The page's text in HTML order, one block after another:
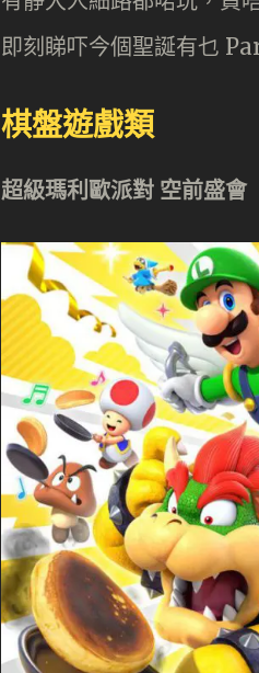
即刻睇吓今個聖誕有乜
棋盤遊戲類
超級瑪利歐派對 空前盛會